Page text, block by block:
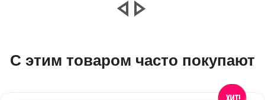
С этим товаром часто покупают